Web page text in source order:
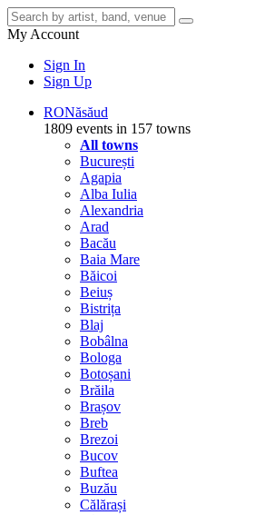
My Account
Sign In
Sign Up
RONăsăud
1809 events in 157 towns
All towns
București
Agapia
Alba Iulia
Alexandria
Arad
Bacău
Baia Mare
Băicoi
Beiuș
Bistrița
Blaj
Bobâlna
Bologa
Botoșani
Brăila
Brașov
Breb
Brezoi
Bucov
Buftea
Buzău
Călărași